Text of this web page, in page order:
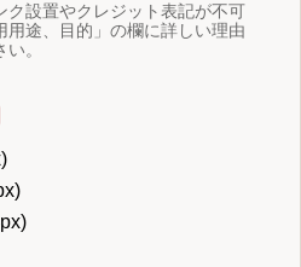
設置やクレジット表記が不可
用途、目的」の欄に詳しい理由
。